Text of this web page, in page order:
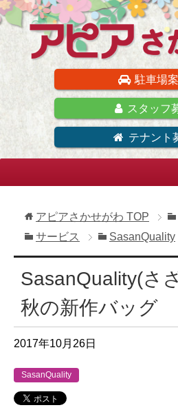
駐車場
スタッフ
テナント
アピアさかせがわ TOP
サービス
SasanQuality
SasanQuality(さ
秋の新作バッグ
2017年10月26日
SasanQuality